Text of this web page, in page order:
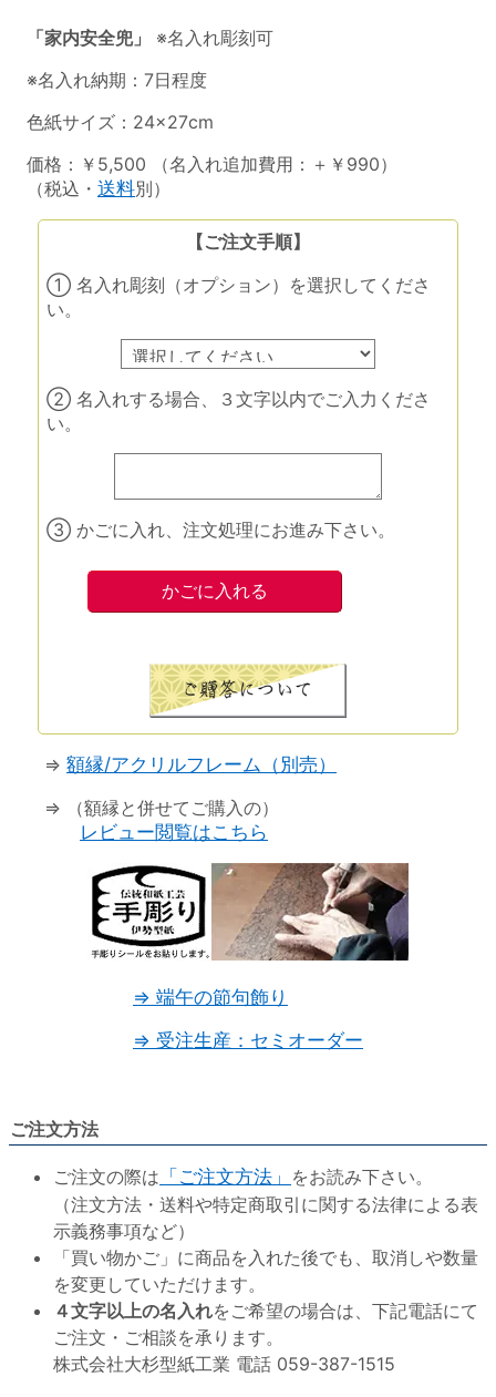
「家内安全兜」
※名入れ彫刻可
※名入れ納期：7日程度
色紙サイズ：24×27cm
価格：￥5,500 （名入れ追加費用：＋￥990）
（税込・ 送料別）
【ご注文手順】
① 名入れ彫刻（オプション）を選択してくださ
い。
② 名入れする場合、３文字以内でご入力くださ
い。
③ かごに入れ、注文処理にお進み下さい。
⇒ 額縁/アクリルフレーム（別売）
⇒ （額縁と併せてご購入の）
レビュー閲覧はこちら
⇒ 端午の節句飾り
⇒ 受注生産：セミオーダー
ご注文方法
ご注文の際は 「ご注文方法」 をお読み下さい。
（注文方法・送料や特定商取引に関する法律による表
示義務事項など）
「買い物かご」に商品を入れた後でも、取消しや数量
を変更していただけます。
４文字以上の名入れをご希望の場合は、下記電話にて
ご注文・ご相談を承ります。
株式会社大杉型紙工業 電話 059-387-1515